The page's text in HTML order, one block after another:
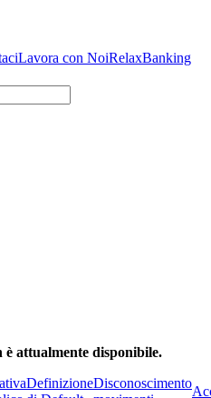
Lavora con NoiRelaxBanking
attualmente disponibile.
DefinizioneDisconoscimento